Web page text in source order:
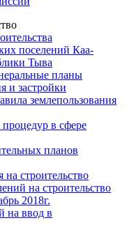
поселений Каа-
Тыва
планы
и застройки
землепользования
в сфере
планов
на строительство
на строительство
2018г.
на ввод в